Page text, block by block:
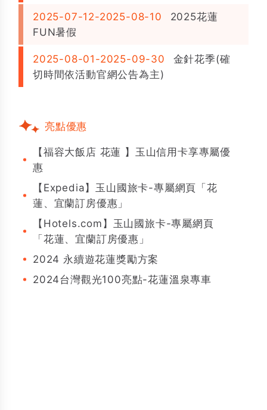
2025-07-12-2025-08-10
2025花蓮
FUN暑假
2025-08-01-2025-09-30
金針花季(確
切時間依活動官網公告為主)
亮點優惠
【福容大飯店 花蓮 】玉山信用卡享專屬優
惠
【Expedia】玉山國旅卡-專屬網頁「花
蓮、宜蘭訂房優惠」
【Hotels.com】玉山國旅卡-專屬網頁
「花蓮、宜蘭訂房優惠」
2024 永續遊花蓮獎勵方案
2024台灣觀光100亮點-花蓮溫泉專車